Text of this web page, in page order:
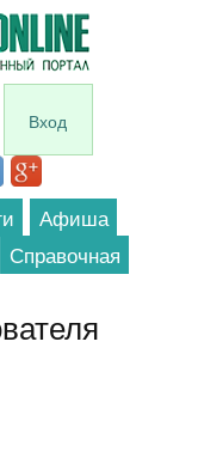
Вход
Афиша
Справочная